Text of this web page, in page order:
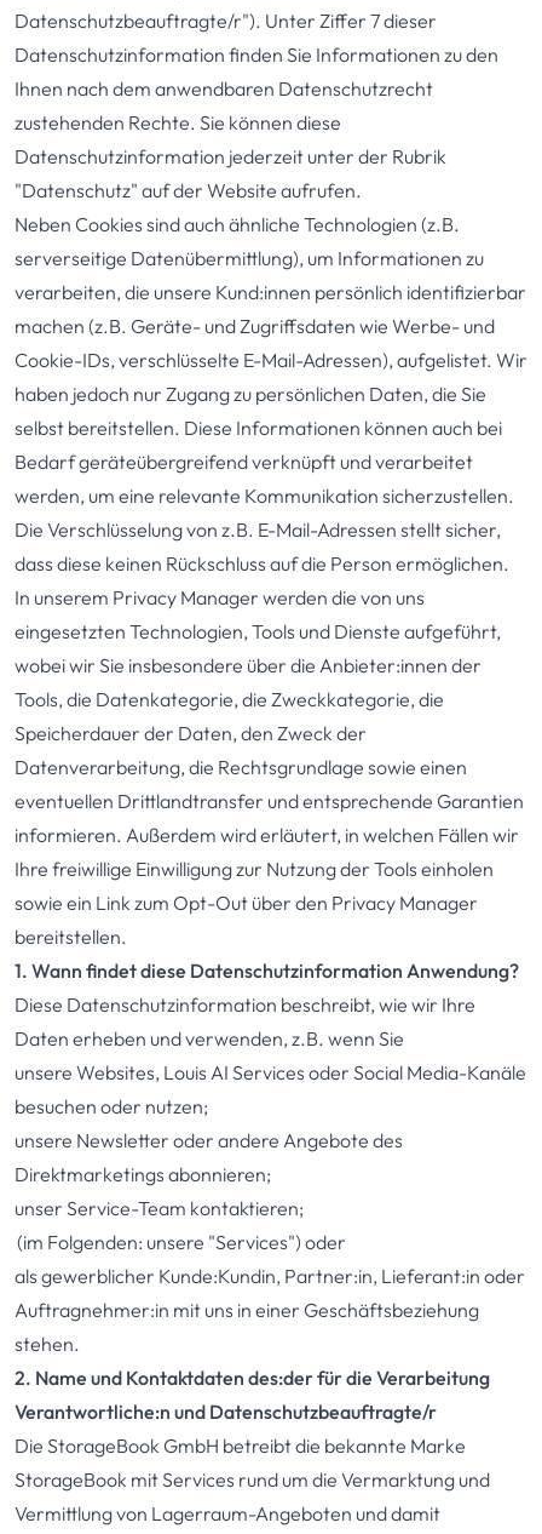
Datenschutzbeauftragte/r"). Unter Ziffer 7 dieser
Datenschutzinformation finden Sie Informationen zu den
Ihnen nach dem anwendbaren Datenschutzrecht
zustehenden Rechte. Sie können diese
Datenschutzinformation jederzeit unter der Rubrik
"Datenschutz" auf der Website aufrufen.
Neben Cookies sind auch ähnliche Technologien (z.B.
serverseitige Datenübermittlung), um Informationen zu
verarbeiten, die unsere Kund:innen persönlich identifizierbar
machen (z.B. Geräte- und Zugriffsdaten wie Werbe- und
Cookie-IDs, verschlüsselte E-Mail-Adressen), aufgelistet. Wir
haben jedoch nur Zugang zu persönlichen Daten, die Sie
selbst bereitstellen. Diese Informationen können auch bei
Bedarf geräteübergreifend verknüpft und verarbeitet
werden, um eine relevante Kommunikation sicherzustellen.
Die Verschlüsselung von z.B. E-Mail-Adressen stellt sicher,
dass diese keinen Rückschluss auf die Person ermöglichen.
In unserem Privacy Manager werden die von uns
eingesetzten Technologien, Tools und Dienste aufgeführt,
wobei wir Sie insbesondere über die Anbieter:innen der
Tools, die Datenkategorie, die Zweckkategorie, die
Speicherdauer der Daten, den Zweck der
Datenverarbeitung, die Rechtsgrundlage sowie einen
eventuellen Drittlandtransfer und entsprechende Garantien
informieren. Außerdem wird erläutert, in welchen Fällen wir
Ihre freiwillige Einwilligung zur Nutzung der Tools einholen
sowie ein Link zum Opt-Out über den Privacy Manager
bereitstellen.
1. Wann findet diese Datenschutzinformation Anwendung?
Diese Datenschutzinformation beschreibt, wie wir Ihre
Daten erheben und verwenden, z.B. wenn Sie
unsere Websites, Louis AI Services oder Social Media-Kanäle
besuchen oder nutzen;
unsere Newsletter oder andere Angebote des
Direktmarketings abonnieren;
unser Service-Team kontaktieren;
(im Folgenden: unsere "Services") oder
als gewerblicher Kunde:Kundin, Partner:in, Lieferant:in oder
Auftragnehmer:in mit uns in einer Geschäftsbeziehung
stehen.
2. Name und Kontaktdaten des:der für die Verarbeitung
Verantwortliche:n und Datenschutzbeauftragte/r
Die StorageBook GmbH betreibt die bekannte Marke
StorageBook mit Services rund um die Vermarktung und
Vermittlung von Lagerraum-Angeboten und damit